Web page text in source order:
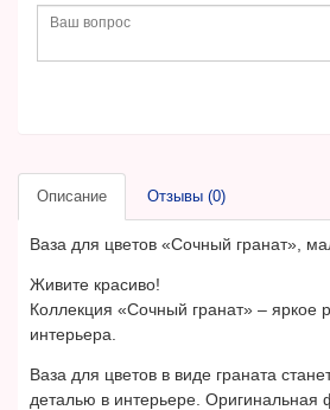
Описание Отзывы (0)
Ваза для цветов «Сочный гранат»,
Живите красиво!
Коллекция «Сочный гранат» – яркое
интерьера.
Ваза для цветов в виде граната
деталью в интерьере.